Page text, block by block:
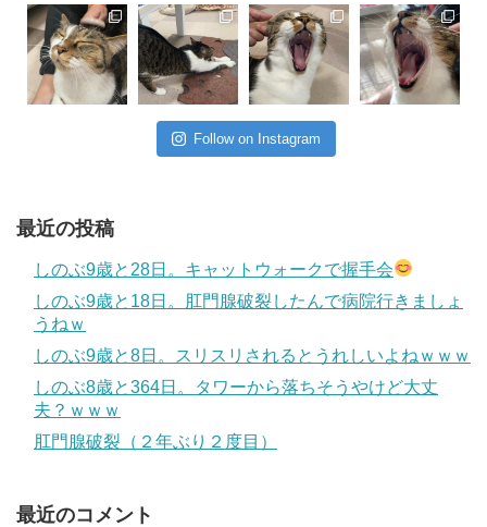
Follow on Instagram
最近の投稿
しのぶ9歳と28日。キャットウォークで握手会
しのぶ9歳と18日。肛門腺破裂したんで病院行きましょ
うねｗ
しのぶ9歳と8日。スリスリされるとうれしいよねｗｗｗ
しのぶ8歳と364日。タワーから落ちそうやけど大丈
夫？ｗｗｗ
肛門腺破裂（２年ぶり２度目）
最近のコメント